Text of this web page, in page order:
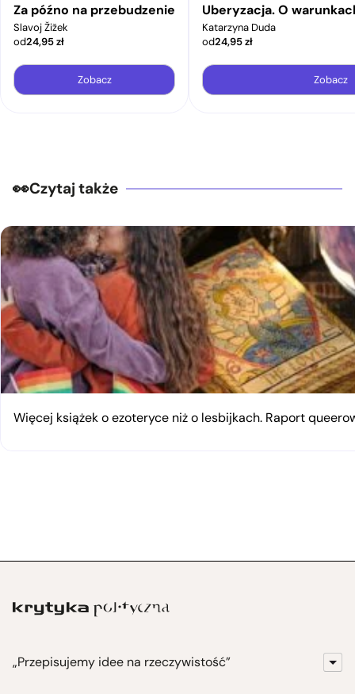
Za późno na przebudzenie
Slavoj Žižek
od24,95zł
Zobacz
Uberyzacja. O
Katarzyna Duda
od24,95zł
Zobacz
Czytaj także
Więcej książek o ezoteryce niż o lesbijkach. Raport
„Przepisujemy idee na rzeczywistość”